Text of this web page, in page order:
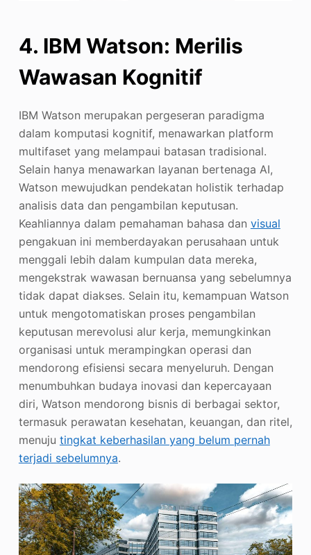
4. IBM Watson: Merilis
Wawasan Kognitif
IBM Watson merupakan pergeseran paradigma
dalam komputasi kognitif, menawarkan platform
multifaset yang melampaui batasan tradisional.
Selain hanya menawarkan layanan bertenaga AI,
Watson mewujudkan pendekatan holistik terhadap
analisis data dan pengambilan keputusan.
Keahliannya dalam pemahaman bahasa dan visual
pengakuan ini memberdayakan perusahaan untuk
menggali lebih dalam kumpulan data mereka,
mengekstrak wawasan bernuansa yang sebelumnya
tidak dapat diakses. Selain itu, kemampuan Watson
untuk mengotomatiskan proses pengambilan
keputusan merevolusi alur kerja, memungkinkan
organisasi untuk merampingkan operasi dan
mendorong efisiensi secara menyeluruh. Dengan
menumbuhkan budaya inovasi dan kepercayaan
diri, Watson mendorong bisnis di berbagai sektor,
termasuk perawatan kesehatan, keuangan, dan ritel,
menuju tingkat keberhasilan yang belum pernah
terjadi sebelumnya.